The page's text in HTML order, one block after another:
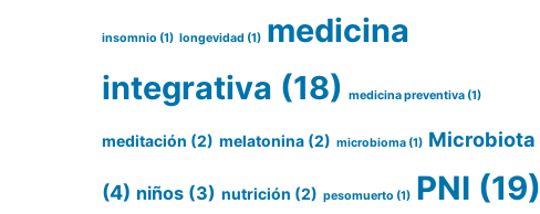
insomnio (1) longevidad (1) medicina
integrativa (18) medicina preventiva (1)
meditación (2) melatonina (2) microbioma (1) Microbiota
(4) niños (3) nutrición (2) pesomuerto (1) PNI (19)